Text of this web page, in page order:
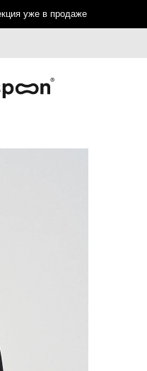
уже в продаже